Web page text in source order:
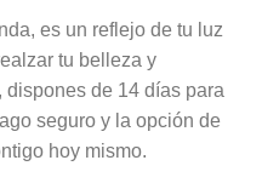
es un reflejo de tu luz
tu belleza y
de 14 días para
seguro y la opción de
hoy mismo.